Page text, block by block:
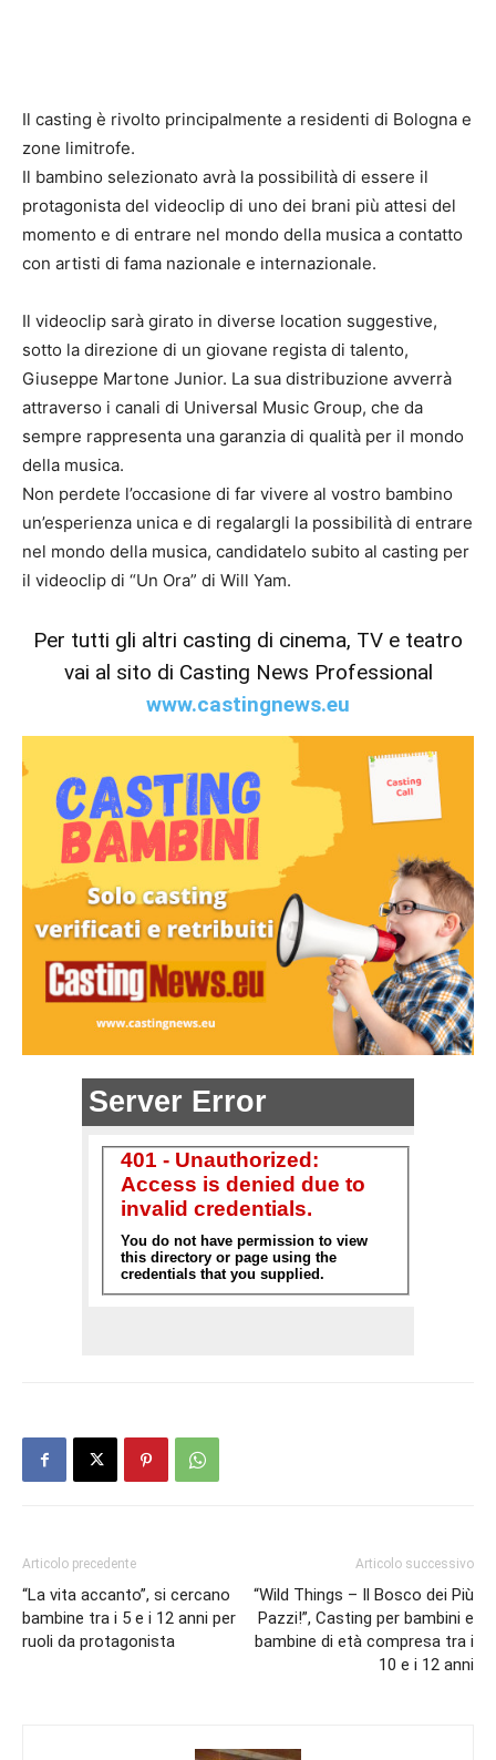
Il casting è rivolto principalmente a residenti di Bologna e
zone limitrofe.
Il bambino selezionato avrà la possibilità di essere il
protagonista del videoclip di uno dei brani più attesi del
momento e di entrare nel mondo della musica a contatto
con artisti di fama nazionale e internazionale.
Il videoclip sarà girato in diverse location suggestive,
sotto la direzione di un giovane regista di talento,
Giuseppe Martone Junior. La sua distribuzione avverrà
attraverso i canali di Universal Music Group, che da
sempre rappresenta una garanzia di qualità per il mondo
della musica.
Non perdete l’occasione di far vivere al vostro bambino
un’esperienza unica e di regalargli la possibilità di entrare
nel mondo della musica, candidatelo subito al casting per
il videoclip di “Un Ora” di Will Yam.
Per tutti gli altri casting di cinema, TV e teatro
vai al sito di Casting News Professional
www.castingnews.eu
Articolo precedente
“La vita accanto”, si cercano
bambine tra i 5 e i 12 anni per
ruoli da protagonista
Articolo successivo
“Wild Things – Il Bosco dei Più
Pazzi!”, Casting per bambini e
bambine di età compresa tra i
10 e i 12 anni